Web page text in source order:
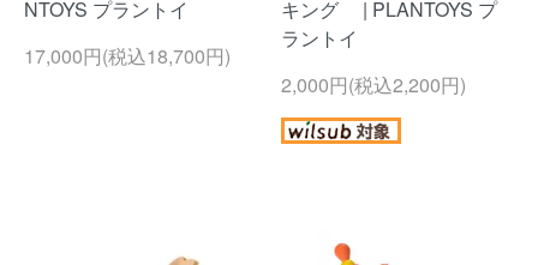
NTOYS プラントイ
17,000円(税込18,700円)
キング | PLANTOYS プ
ラントイ
2,000円(税込2,200円)